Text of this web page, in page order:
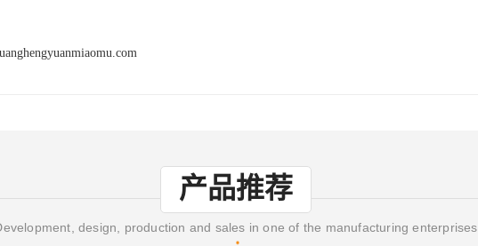
产品推荐
design, production and sales in one of the manufacturing enterprises